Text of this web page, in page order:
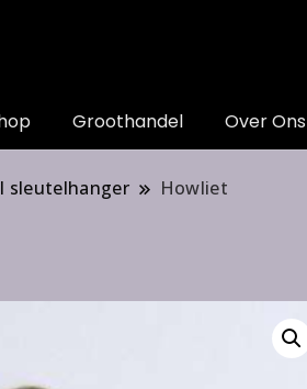
Groothandel Over Ons
sleutelhanger Howliet